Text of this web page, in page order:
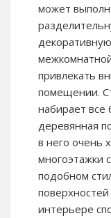
может
привлекать
помещении.
набирает все
деревянная
в него очень
многоэтажки
подобном
интерьере